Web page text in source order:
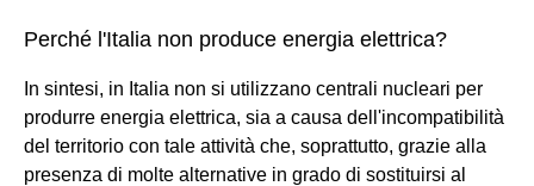
Perché l'Italia non produce energia elettrica?
In sintesi, in Italia non si utilizzano centrali nucleari per
produrre energia elettrica, sia a causa dell'incompatibilità
del territorio con tale attività che, soprattutto, grazie alla
presenza di molte alternative in grado di sostituirsi al